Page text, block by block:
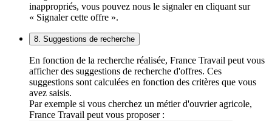
inappropriés, vous pouvez nous le signaler en cliquant sur
« Signaler cette offre ».
8. Suggestions de recherche
En fonction de la recherche réalisée, France Travail peut vous
afficher des suggestions de recherche d'offres. Ces
suggestions sont calculées en fonction des critères que vous
avez saisis.
Par exemple si vous cherchez un métier d'ouvrier agricole,
France Travail peut vous proposer :